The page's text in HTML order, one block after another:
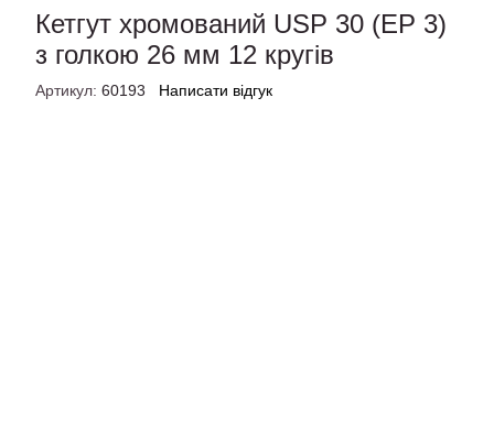
Кетгут хромований USP 30 (EP 3)
з голкою 26 мм 12 кругів
Артикул: 60193 Написати відгук